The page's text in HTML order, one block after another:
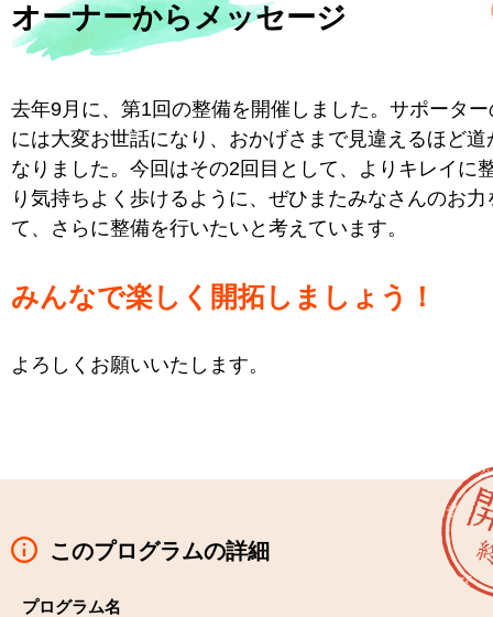
オーナーからメッセージ
去年9月に、第1回の整備を開催しました。サポータ
には大変お世話になり、おかげさまで見違えるほど道
なりました。今回はその2回目として、よりキレイに
り気持ちよく歩けるように、ぜひまたみなさんのお力
て、さらに整備を行いたいと考えています。
みんなで楽しく開拓しましょう！
よろしくお願いいたします。
このプログラムの詳細
プログラム名